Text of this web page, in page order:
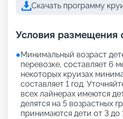
Скачать программу
Условия размещения
●Минимальный возраст
перевозке, составляет 6
некоторых круизах
составляет 1 год.
всех лайнерах имеются
делятся на 5 возрастных
принимаются дети от 3 до